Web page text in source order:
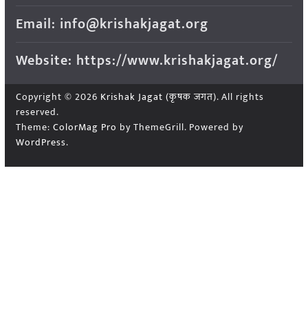
Email: info@krishakjagat.org
Website: https://www.krishakjagat.org/
Copyright © 2026 Krishak Jagat (कृषक जगत). All rights
reserved.
Theme: ColorMag Pro by ThemeGrill. Powered by
WordPress.